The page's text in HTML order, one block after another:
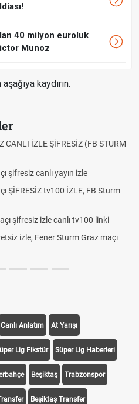
40 milyon euroluk
Munoz
kaydırın.
CANLI İZLE ŞİFRESİZ (FB STURM
şifresiz canlı yayın izle
ŞİFRESİZ tv100 İZLE, FB Sturm
şifresiz izle canlı tv100 linki
izle, Fener Sturm Graz maçı
Canlı Anlatım At Yarışı
Lig Fikstür Süper Lig Haberleri
Beşiktaş Trabzonspor
Beşiktaş Transfer